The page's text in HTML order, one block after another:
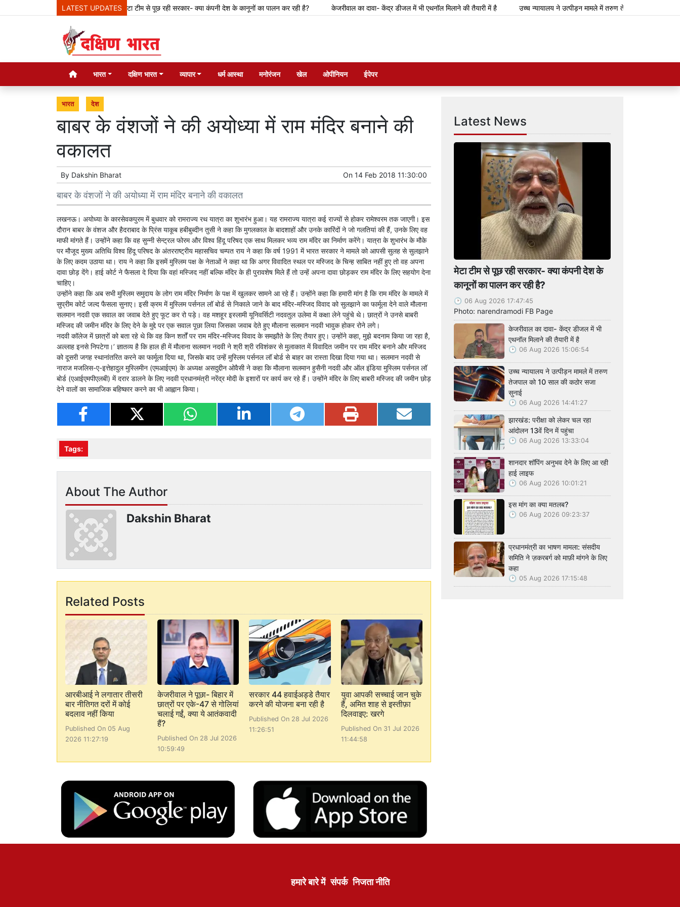
LATEST UPDATESमेटा टीम से पूछ रही सरकार- क्या कंपनी देश के कानूनों का पालन कर रही है? केजरीवाल का दावा- केंद्र डीजल में भी एथनॉल मिलाने की तैयारी में है उच्च न्यायालय ने उत्पीड़न मामले में तरुण तेजपाल को 10 साल की कठोर
भारत दक्षिण भारत व्यापार धर्म आस्था मनोरंजन खेल ओपीनियन ईपेपर
भारत देश
बाबर के वंशजों ने की अयोध्या में राम मंदिर बनाने की
वकालत
By Dakshin Bharat On 14 Feb 2018 11:30:00
बाबर के वंशजों ने की अयोध्या में राम मंदिर बनाने की वकालत
लखनऊ। अयोध्या के कारसेवकपुरम में बुधवार को रामराज्य रथ यात्रा का शुभारंभ हुआ। यह रामराज्य यात्रा कई राज्यों से होकर रामेश्‍वरम तक जाएगी। इस
दौरान बाबर के वंशज और हैदराबाद के प्रिंस याकूब हबीबुब्दीन तुसी ने कहा कि मुगलकाल के बादशाहों और उनके कारिंदों ने जो गलतियां की हैं, उनके लिए वह
माफी मांगते हैं। उन्होंने कहा कि वह सुन्नी सेन्ट्रल फोरम और विश्‍व हिंदू परिषद एक साथ मिलकर भव्य राम मंदिर का निर्माण करेंगे। यात्रा के शुभारंभ के मौके
पर मौजूद मुख्य अतिथि विश्‍व हिंदू परिषद के अंतरराष्ट्रीय महासचिव चम्पत राय ने कहा कि वर्ष 1991 में भारत सरकार ने मामले को आपसी सुलह से सुलझाने
के लिए कदम उठाया था। राय ने कहा कि इसमें मुस्लिम पक्ष के नेताओं ने कहा था कि अगर विवादित स्थल पर मस्जिद के चिन्ह साबित नहीं हुए तो वह अपना
दावा छोड़ देंगे। हाई कोर्ट ने फैसला दे दिया कि वहां मस्जिद नहीं बल्कि मंदिर के ही पुरावशेष मिले हैं तो उन्हें अपना दावा छोड़कर राम मंदिर के लिए सहयोग देना
चाहिए।
उन्होंने कहा कि अब सभी मुस्लिम समुदाय के लोग राम मंदिर निर्माण के पक्ष में खुलकर सामने आ रहे हैं। उन्होंने कहा कि हमारी मांग है कि राम मंदिर के मामले में
सुप्रीम कोर्ट जल्द फैसला सुनाए। इसी क्रम में मुस्लिम पर्सनल लॉ बोर्ड से निकाले जाने के बाद मंदिर-मस्जिद विवाद को सुलझाने का फार्मूला देने वाले मौलाना
सलमान नदवी एक सवाल का जवाब देते हुए फूट कर रो पड़े। वह मशहूर इस्लामी यूनिवर्सिटी नदवतुल उलेमा में कक्षा लेने पहुंचे थे। छात्रों ने उनसे बाबरी
मस्जिद की जमीन मंदिर के लिए देने के मुद्दे पर एक सवाल पूछा लिया जिसका जवाब देते हुए मौलाना सलमान नदवी भावुक होकर रोने लगे।
नदवी कॉलेज में छात्रों को बता रहे थे कि वह किन शर्तों पर राम मंदिर-मस्जिद विवाद के समझौते के लिए तैयार हुए। उन्होंने कहा, मुझे बदनाम किया जा रहा है,
अल्लाह इनसे निपटेगा।’ ज्ञातव्य है कि हाल ही में मौलाना सलमान नदवी ने श्री श्री रविशंकर से मुलाकात में विवादित जमीन पर राम मंदिर बनाने और मस्जिद
को दूसरी जगह स्थानांतरित करने का फार्मूला दिया था, जिसके बाद उन्हें मुस्लिम पर्सनल लॉ बोर्ड से बाहर का रास्ता दिखा दिया गया था। सलमान नदवी से
नाराज मजलिस-ए-इत्तेहादुल मुस्लिमीन (एमआईएम) के अध्यक्ष असदुद्दीन ओवैसी ने कहा कि मौलाना सलमान हुसैनी नदवी और ऑल इंडिया मुस्लिम पर्सनल लॉ
बोर्ड (एआईएमपीएलबी) में दरार डालने के लिए नदवी प्रधानमंत्री नरेंद्र मोदी के इशारों पर कार्य कर रहे हैं। उन्होंने मंदिर के लिए बाबरी मस्जिद की जमीन छोड़
देने वालों का सामाजिक बहिष्कार करने का भी आह्वान किया।
Tags:
About The Author
Dakshin Bharat
Related Posts
आरबीआई ने लगातार तीसरी
बार नीतिगत दरों में कोई
बदलाव नहीं किया
Published On 05 Aug
2026 11:27:19
केजरीवाल ने पूछा- बिहार में
छात्रों पर एके-47 से गोलियां
चलाई गईं, क्या ये आतंकवादी
हैं?
Published On 28 Jul 2026
10:59:49
सरकार 44 हवाईअड्डे तैयार
करने की योजना बना रही है
Published On 28 Jul 2026
11:26:51
युवा आपकी सच्चाई जान चुके
हैं, अमित शाह से इस्तीफ़ा
दिलवाइए: खरगे
Published On 31 Jul 2026
11:44:58
Latest News
मेटा टीम से पूछ रही सरकार- क्या कंपनी देश के
कानूनों का पालन कर रही है?
06 Aug 2026 17:47:45
Photo: narendramodi FB Page
केजरीवाल का दावा- केंद्र डीजल में भी
एथनॉल मिलाने की तैयारी में है
06 Aug 2026 15:06:54
उच्च न्यायालय ने उत्पीड़न मामले में तरुण
तेजपाल को 10 साल की कठोर सजा
सुनाई
06 Aug 2026 14:41:27
झारखंड: परीक्षा को लेकर चल रहा
आंदोलन 13वें दिन में पहुंचा
06 Aug 2026 13:33:04
शानदार शॉपिंग अनुभव देने के लिए आ रही
हाई लाइफ
06 Aug 2026 10:01:21
इस मांग का क्या मतलब?
06 Aug 2026 09:23:37
प्रधानमंत्री का भाषण मामला: संसदीय
समिति ने ज़करबर्ग को माफ़ी मांगने के लिए
कहा
05 Aug 2026 17:15:48
हमारे बारे में संपर्क निजता नीति